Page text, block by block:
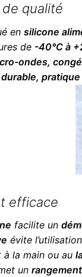
qualité
en silicone
de -40°C à
ondes,
efficace
facilite un
évite
la main ou au
un